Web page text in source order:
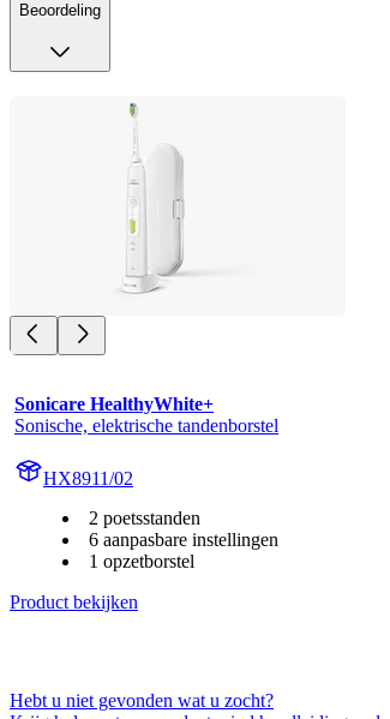
Beoordeling
Sonicare HealthyWhite+
Sonische, elektrische tandenborstel
HX8911/02
2 poetsstanden
6 aanpasbare instellingen
1 opzetborstel
Product bekijken
Hebt u niet gevonden wat u zocht?